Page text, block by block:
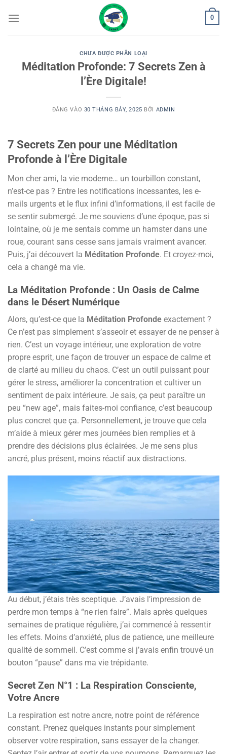
qua
0
CHƯA ĐƯỢC PHÂN LOẠI
Méditation Profonde: 7 Secrets Zen à
l’Ère Digitale!
ĐĂNG VÀO 30 THÁNG BẢY, 2025 BỞI ADMIN
7 Secrets Zen pour une Méditation
Profondeà l’Ère Digitale
Mon cher ami, la vie moderne… un tourbillon constant,
n’est-ce pas ? Entre les notifications incessantes, les e-
mails urgents et le flux infini d’informations, il est facile de
se sentir submergé. Je me souviens d’une époque, pas si
lointaine, où je me sentais comme un hamster dans une
roue, courant sans cesse sans jamais vraiment avancer.
Puis, j’ai découvert la Méditation Profonde. Et croyez-moi,
cela a changé ma vie.
La Méditation Profonde : Un Oasis de Calme
dans le Désert Numérique
Alors, qu’est-ce que la Méditation Profonde exactement ?
Ce n’est pas simplement s’asseoir et essayer de ne penser à
rien. C’est un voyage intérieur, une exploration de votre
propre esprit, une façon de trouver un espace de calme et
de clarté au milieu du chaos. C’est un outil puissant pour
gérer le stress, améliorer la concentration et cultiver un
sentiment de paix intérieure. Je sais, ça peut paraître un
peu “new age”, mais faites-moi confiance, c’est beaucoup
plus concret que ça. Personnellement, je trouve que cela
m’aide à mieux gérer mes journées bien remplies et à
prendre des décisions plus éclairées. Je me sens plus
ancré, plus présent, moins réactif aux distractions.
Au début, j’étais très sceptique. J’avais l’impression de
perdre mon temps à “ne rien faire”. Mais après quelques
semaines de pratique régulière, j’ai commencé à ressentir
les effets. Moins d’anxiété, plus de patience, une meilleure
qualité de sommeil. C’est comme si j’avais enfin trouvé un
bouton “pause” dans ma vie trépidante.
Secret Zen N°1 : La Respiration Consciente,
Votre Ancre
La respiration est notre ancre, notre point de référence
constant. Prenez quelques instants pour simplement
observer votre respiration, sans essayer de la changer.